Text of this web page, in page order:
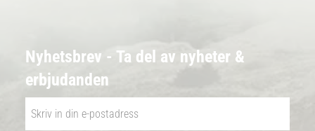
Nyhetsbrev - Ta del av nyheter &
erbjudanden